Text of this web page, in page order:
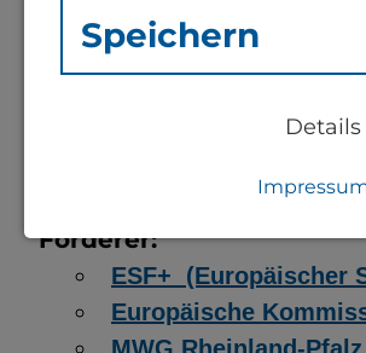
Somit hat diese Zielgruppe
Skripten und Links zu
85.000,00 EURO
Förderer:
ESF+ (Europäischer
Europäische
Speichern
Notwendige Cookies
für die generelle
notwendig).